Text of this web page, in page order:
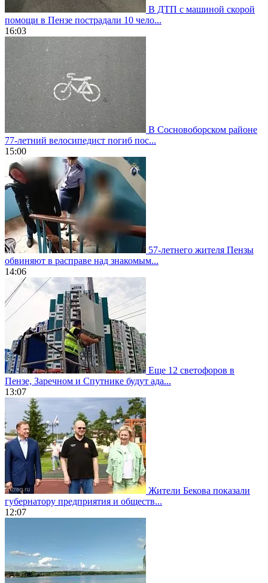
В ДТП с машиной скорой
помощи в Пензе пострадали 10 чело...
16:03
В Сосновоборском районе
77-летний велосипедист погиб пос...
15:00
57-летнего жителя Пензы
обвиняют в расправе над знакомым...
14:06
Еще 12 светофоров в
Пензе, Заречном и Спутнике будут ада...
13:07
Жители Бекова показали
губернатору предприятия и обществ...
12:07